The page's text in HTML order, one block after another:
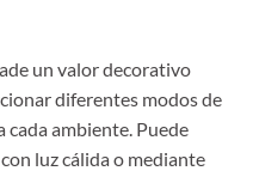
un valor decorativo
diferentes modos de
ambiente. Puede
luz cálida o mediante